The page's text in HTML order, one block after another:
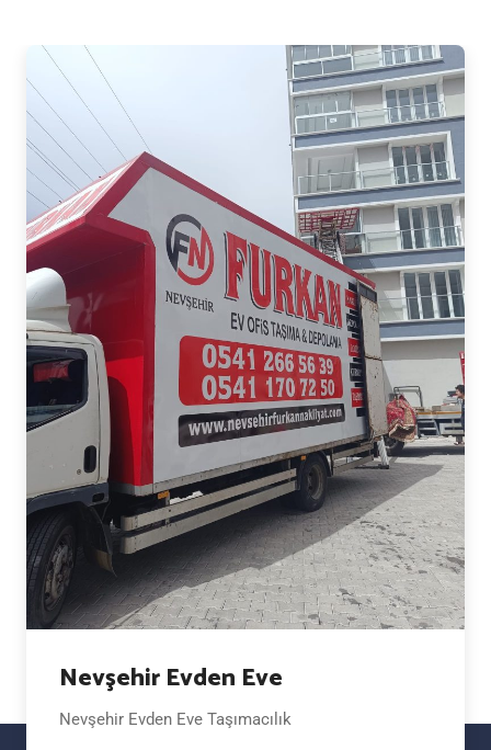
Nevşehir Evden Eve
Nevşehir Evden Eve Taşımacılık